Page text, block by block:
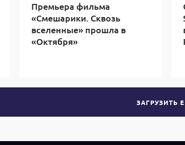
Премьера фильма
«Смешарики. Сквозь
вселенные» прошла в
«Октября»
ЗАГРУЗИТЬ